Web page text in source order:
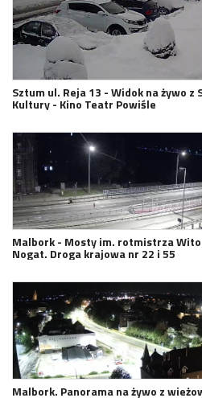
Sztum ul. Reja 13 - Widok na żywo z
Kultury - Kino Teatr Powiśle
Malbork - Mosty im. rotmistrza
Nogat. Droga krajowa nr 22 i 55
Malbork. Panorama na żywo z